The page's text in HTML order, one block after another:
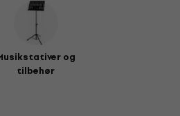
og
tilbehør